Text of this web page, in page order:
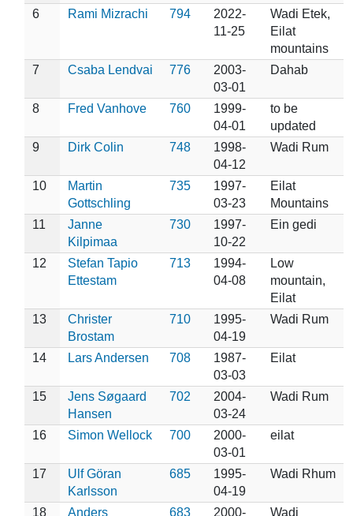
6 Rami Mizrachi 794
2022-
11-25
Wadi Etek,
Eilat
mountains
7
Csaba Lendvai 776
2003-
03-01
Dahab
8 Fred Vanhove 760
1999-
04-01
to be
updated
9
Dirk Colin 748
1998-
04-12
Wadi Rum
10
Martin
Gottschling
735
1997-
03-23
Eilat
Mountains
11
Janne
Kilpimaa
730
1997-
10-22
Ein gedi
12
Stefan Tapio
Ettestam
713
1994-
04-08
Low
mountain,
Eilat
13
Christer
Brostam
710
1995-
04-19
Wadi Rum
14 Lars Andersen 708
1987-
03-03
Eilat
15
Jens Søgaard
Hansen
702
2004-
03-24
Wadi Rum
16 Simon Wellock 700
2000-
03-01
eilat
17
Ulf Göran
Karlsson
685
1995-
04-19
Wadi Rhum
18
Anders
683
2000-
Wadi